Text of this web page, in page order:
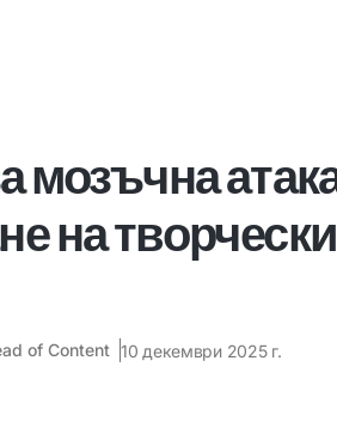
мозъчна
на творчески
of Content 10 декември 2025 г.